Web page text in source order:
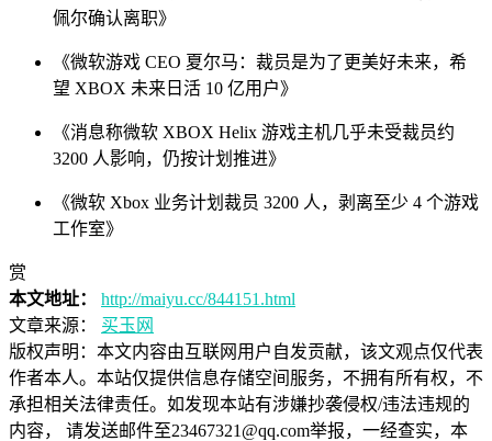
佩尔确认离职》
《微软游戏 CEO 夏尔马：裁员是为了更美好未来，希
望 XBOX 未来日活 10 亿用户》
《消息称微软 XBOX Helix 游戏主机几乎未受裁员约
3200 人影响，仍按计划推进》
《微软 Xbox 业务计划裁员 3200 人，剥离至少 4 个游戏
工作室》
赏
本文地址：
http://maiyu.cc/844151.html
文章来源：
买玉网
版权声明： 本文内容由互联网用户自发贡献，该文观点仅代表
作者本人。本站仅提供信息存储空间服务，不拥有所有权，不
承担相关法律责任。如发现本站有涉嫌抄袭侵权/违法违规的
内容， 请发送邮件至23467321@qq.com举报，一经查实，本